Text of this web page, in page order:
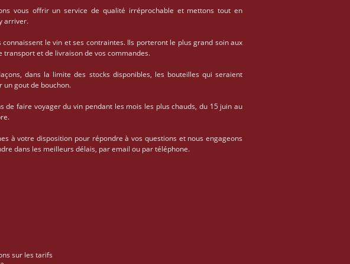
vous offrir un service de qualité irréprochable et mettons tout en
arriver.
connaissent le vin et ses contraintes. Ils porteront le plus grand soin aux
transport et de livraison de vos commandes.
dans la limite des stocks disponibles, les bouteilles qui seraient
un gout de bouchon.
de faire voyager du vin pendant les mois les plus chauds, du 15 juin au
à votre disposition pour répondre à vos questions et nous engageons
dans les meilleurs délais, par email ou par téléphone.
sur les tarifs